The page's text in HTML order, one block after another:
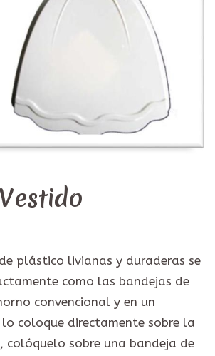
plástico livianas y duraderas se
como las bandejas de
convencional y en un
coloque directamente sobre la
colóquelo sobre una bandeja de